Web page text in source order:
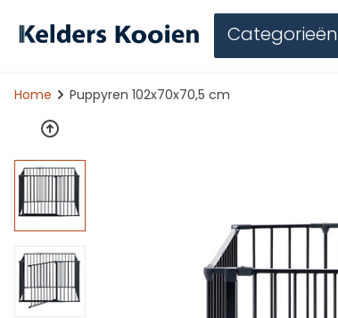
Categorieën
Home Puppyren 102x70x70,5 cm